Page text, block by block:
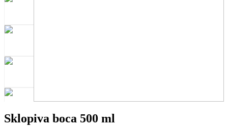
Sklopiva boca 500 ml